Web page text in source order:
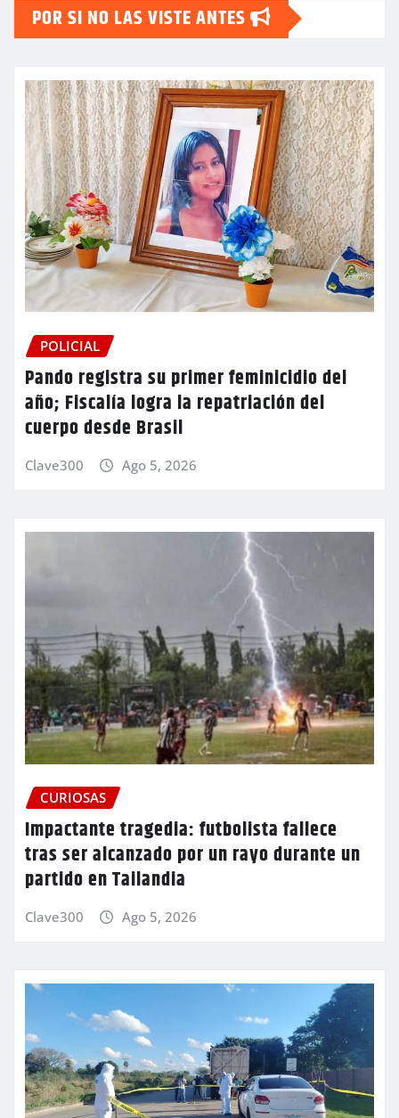
POR SI NO LAS VISTE ANTES
POLICIAL
Pando registra su primer feminicidio del
año; Fiscalía logra la repatriación del
cuerpo desde Brasil
Clave300 Ago 5, 2026
CURIOSAS
Impactante tragedia: futbolista fallece
tras ser alcanzado por un rayo durante un
partido en Tailandia
Clave300 Ago 5, 2026